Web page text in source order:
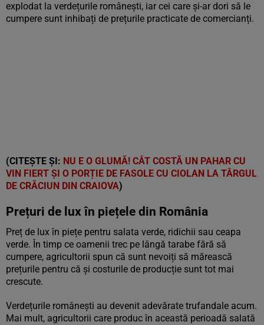
explodat la verdețurile românești, iar cei care și-ar dori să le
cumpere sunt inhibați de prețurile practicate de comercianți.
(CITEȘTE ȘI: NU E O GLUMĂ! CÂT COSTĂ UN PAHAR CU
VIN FIERT ȘI O PORȚIE DE FASOLE CU CIOLAN LA TÂRGUL
DE CRĂCIUN DIN CRAIOVA)
Prețuri de lux în piețele din România
Preț de lux în piețe pentru salata verde, ridichii sau ceapa
verde. În timp ce oamenii trec pe lângă tarabe fără să
cumpere, agricultorii spun că sunt nevoiți să mărească
prețurile pentru că și costurile de producție sunt tot mai
crescute.
Verdețurile românești au devenit adevărate trufandale acum.
Mai mult, agricultorii care produc în această perioadă salată